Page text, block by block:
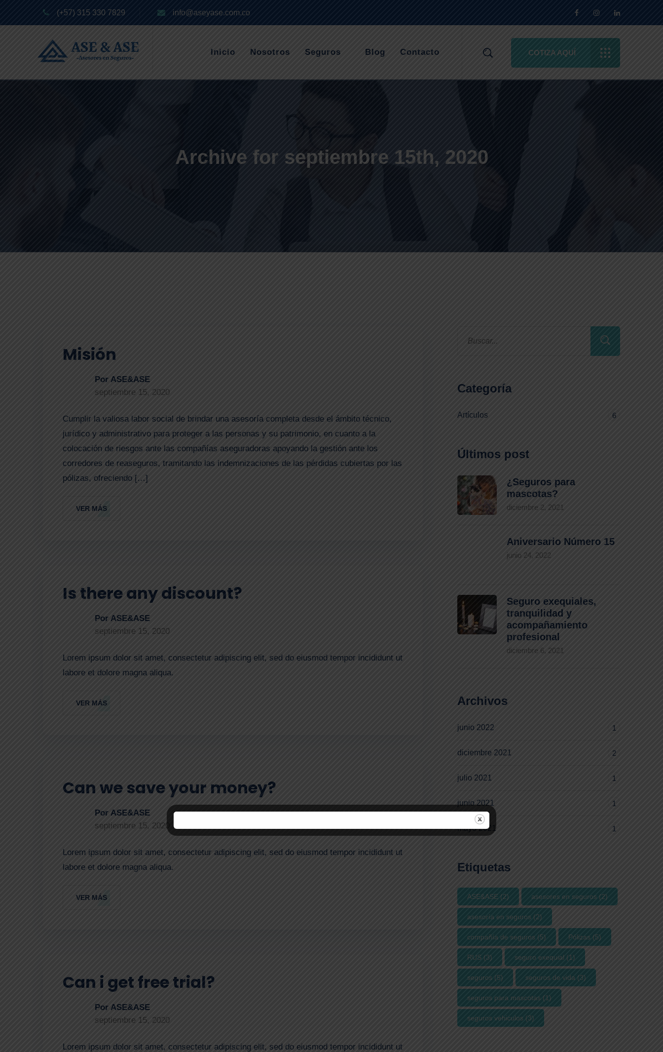
(+57) 315 330 7829 info@aseyase.com.co
Inicio Nosotros Seguros Blog Contacto COTIZA AQUÍ
Archive for septiembre 15th, 2020
Misión
Por ASE&ASE
septiembre 15, 2020
Cumplir la valiosa labor social de brindar una asesoría completa desde el ámbito técnico,
jurídico y administrativo para proteger a las personas y su patrimonio, en cuanto a la
colocación de riesgos ante las compañías aseguradoras apoyando la gestión ante los
corredores de reaseguros, tramitando las indemnizaciones de las pérdidas cubiertas por las
pólizas, ofreciendo […]
VER MÁS
Is there any discount?
Por ASE&ASE
septiembre 15, 2020
Lorem ipsum dolor sit amet, consectetur adipiscing elit, sed do eiusmod tempor incididunt ut
labore et dolore magna aliqua.
VER MÁS
Can we save your money?
Por ASE&ASE
septiembre 15, 2020
Lorem ipsum dolor sit amet, consectetur adipiscing elit, sed do eiusmod tempor incididunt ut
labore et dolore magna aliqua.
VER MÁS
Can i get free trial?
Por ASE&ASE
septiembre 15, 2020
Lorem ipsum dolor sit amet, consectetur adipiscing elit, sed do eiusmod tempor incididunt ut
Categoría
Artículos 6
Últimos post
¿Seguros para
mascotas?
diciembre 2, 2021
Aniversario Número 15
junio 24, 2022
Seguro exequiales,
tranquilidad y
acompañamiento
profesional
diciembre 6, 2021
Archivos
junio 2022 1
diciembre 2021 2
julio 2021 1
junio 2021 1
mayo 2021 1
Etiquetas
ASE&ASE (2) asesores en seguros (2)
asesoría en seguros (2)
compañía de seguros (5) Pólizas (5)
RUS (3) seguro exequial (1)
seguros (5) seguros de vida (3)
seguros para mascotas (1)
seguros vehiculos (3)